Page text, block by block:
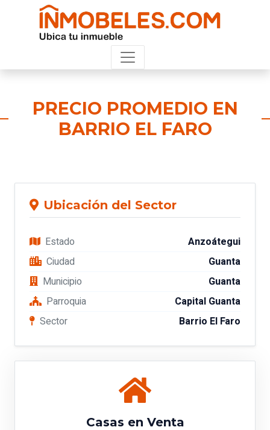
PRECIO PROMEDIO EN
BARRIO EL FARO
Ubicación del Sector
Estado
Anzoátegui
Ciudad
Guanta
Municipio
Guanta
Parroquia
Capital Guanta
Sector
Barrio El Faro
Casas en Venta